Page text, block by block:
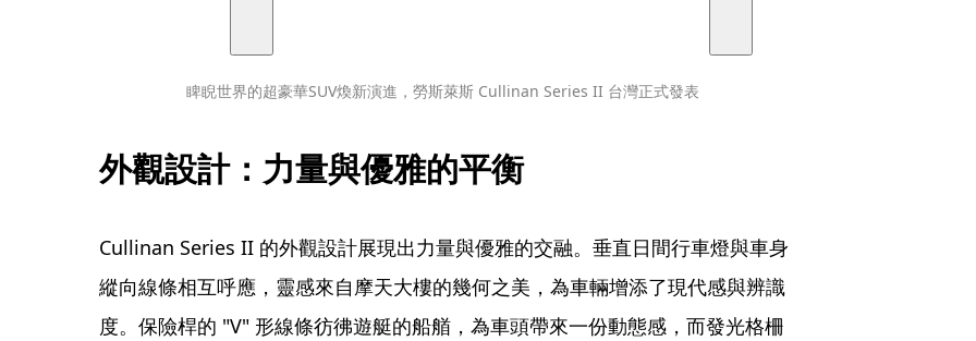
睥睨世界的超豪華SUV煥新演進，勞斯萊斯 Cullinan Series II 台灣正式發表
外觀設計：力量與優雅的平衡
Cullinan Series II 的外觀設計展現出力量與優雅的交融。垂直日間行車燈與車身
縱向線條相互呼應，靈感來自摩天大樓的幾何之美，為車輛增添了現代感與辨識
度。保險桿的 "V" 形線條彷彿遊艇的船艏，為車頭帶來一份動態感，而發光格柵